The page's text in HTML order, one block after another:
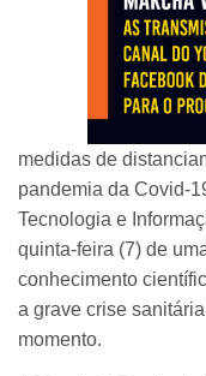
medidas de
pandemia da Covid-
Tecnologia e
quinta-feira (7) de
conhecimento
a grave crise
momento.